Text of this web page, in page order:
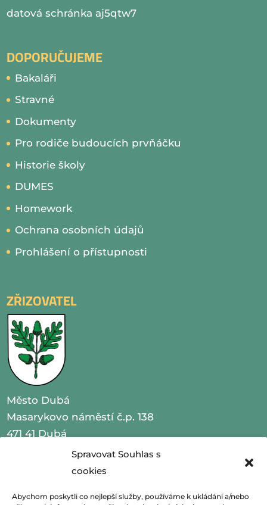
Spravovat Souhlas s
cookies
Abychom poskytli co nejlepší služby, používáme k ukládání a/nebo
datová schránka aj5qtw7
DOPORUČUJEME
Bakaláři
Stravné
Dokumenty
Pro rodiče budoucích prvňáčku
Historie školy
DUMES
Homework
Ochrana osobních údajů
Prohlášení o přístupnosti
ZŘIZOVATEL
Město Dubá
Masarykovo náměstí č.p. 138
471 41 Dubá
IČO 00260479